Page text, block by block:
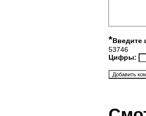
*Введите
53746
Цифры: